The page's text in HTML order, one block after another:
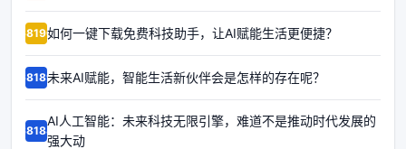
68190如何一键下载免费科技助手，让AI赋能生活更便捷？
68189未来AI赋能，智能生活新伙伴会是怎样的存在呢？
68188
AI人工智能：未来科技无限引擎，难道不是推动时代发展的
强大动